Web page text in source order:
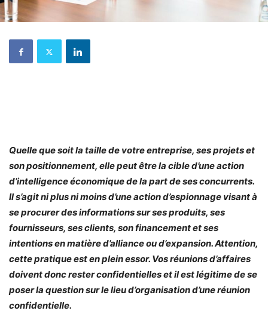
Quelle que soit la taille de votre entreprise, ses projets et
son positionnement, elle peut être la cible d’une action
d’intelligence économique de la part de ses concurrents.
Il s’agit ni plus ni moins d’une action d’espionnage visant à
se procurer des informations sur ses produits, ses
fournisseurs, ses clients, son financement et ses
intentions en matière d’alliance ou d’expansion. Attention,
cette pratique est en plein essor. Vos réunions d’affaires
doivent donc rester confidentielles et il est légitime de se
poser la question sur le lieu d’organisation d’une réunion
confidentielle.